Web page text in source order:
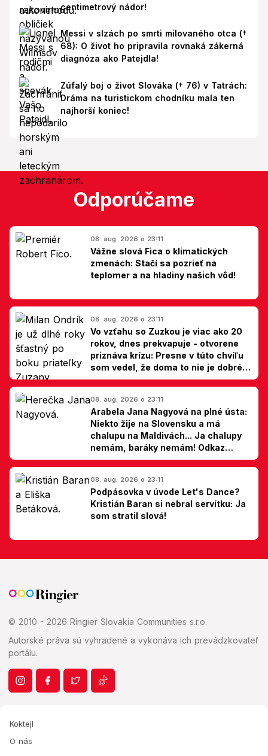
centimetrový nádor!
Messi v slzách po smrti milovaného otca (†
68): O život ho pripravila rovnaká zákerná
diagnóza ako Patejdla!
Zúfalý boj o život Slováka († 76) v Tatrách:
Dráma na turistickom chodníku mala ten
najhorší koniec!
Odporúčame
08. aug. 2026 o 23:11
Vážne slová Fica o klimatických
zmenách: Stačí sa pozrieť na
teplomer a na hladiny našich vôd!
08. aug. 2026 o 23:11
Vo vzťahu so Zuzkou je viac ako 20
rokov, dnes prekvapuje - otvorene
priznáva krízu: Presne v túto chvíľu
som vedel, že doma to nie je dobré,
hovorí Milan Ondrík
08. aug. 2026 o 23:11
Arabela Jana Nagyová na plné ústa:
Niekto žije na Slovensku a má
chalupu na Maldivách... Ja chalupy
nemám, baráky nemám! Odkaz
Slovákom
08. aug. 2026 o 23:11
Podpásovka v úvode Let's Dance?
Kristián Baran si nebral servítku: Ja
som stratil slová!
© 2010 - 2026 Ringier Slovakia Communities s.r.o.
Autorské práva sú vyhradené a vykonáva ich prevádzkovateľ
portálu.
Koktejl
O nás